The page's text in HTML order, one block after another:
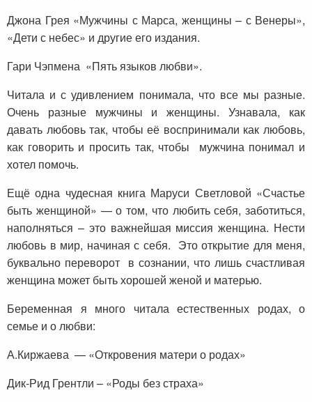
Джона Грея «Мужчины с Марса, женщины – с Венеры»,
«Дети с небес» и другие его издания.
Гари Чэпмена «Пять языков любви».
Читала и с удивлением понимала, что все мы разные.
Очень разные мужчины и женщины. Узнавала, как
давать любовь так, чтобы её воспринимали как любовь,
как говорить и просить так, чтобы мужчина понимал и
хотел помочь.
Ещё одна чудесная книга Маруси Светловой «Счастье
быть женщиной» — о том, что любить себя, заботиться,
наполняться – это важнейшая миссия женщина. Нести
любовь в мир, начиная с себя. Это открытие для меня,
буквально переворот в сознании, что лишь счастливая
женщина может быть хорошей женой и матерью.
Беременная я много читала естественных родах, о
семье и о любви:
А.Киржаева — «Откровения матери о родах»
Дик-Рид Грентли – «Роды без страха»